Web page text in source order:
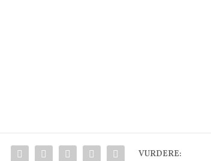
VURDERE: